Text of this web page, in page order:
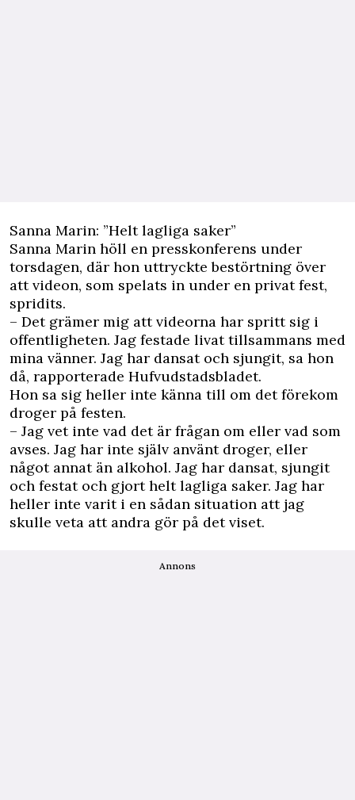
Sanna Marin: ”Helt lagliga saker”
Sanna Marin höll en presskonferens under
torsdagen, där hon uttryckte bestörtning över
att videon, som spelats in under en privat fest,
spridits.
– Det grämer mig att videorna har spritt sig i
offentligheten. Jag festade livat tillsammans med
mina vänner. Jag har dansat och sjungit, sa hon
då, rapporterade Hufvudstadsbladet.
Hon sa sig heller inte känna till om det förekom
droger på festen.
– Jag vet inte vad det är frågan om eller vad som
avses. Jag har inte själv använt droger, eller
något annat än alkohol. Jag har dansat, sjungit
och festat och gjort helt lagliga saker. Jag har
heller inte varit i en sådan situation att jag
skulle veta att andra gör på det viset.
Annons